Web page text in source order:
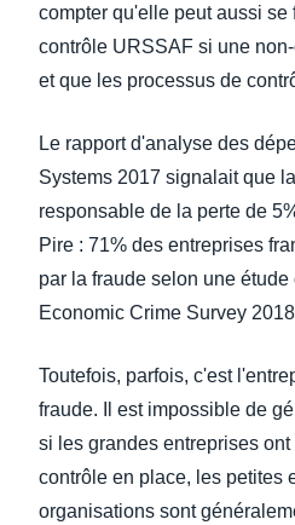
compter qu'elle peut aussi se
contrôle URSSAF si une
et que les processus de
Le rapport d'analyse des
Systems 2017 signalait que
responsable de la perte de
Pire : 71% des entreprises
par la fraude selon une
Economic Crime Survey
Toutefois, parfois, c'est
fraude. Il est impossible de
si les grandes entreprises
contrôle en place, les petites
organisations sont